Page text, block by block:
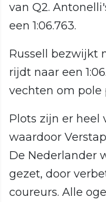
van Q2.
een 1:06.763.
Russell bezwijkt
rijdt naar een
vechten om pole
Plots zijn er heel
waardoor
De Nederlander
gezet, door
coureurs. Alle